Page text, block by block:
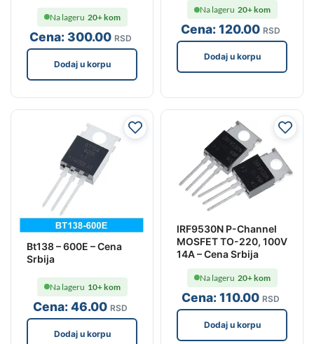
Cena:300.00 RSD
Na lageru 20+ kom
Dodaj u korpu
Cena:120.00 RSD
Na lageru 20+ kom
Dodaj u korpu
Bt138 – 600E – Cena
Srbija
Cena:46.00 RSD
Na lageru 10+ kom
Dodaj u korpu
IRF9530N P-Channel
MOSFET TO-220, 100V
14A – Cena Srbija
Cena:110.00 RSD
Na lageru 20+ kom
Dodaj u korpu